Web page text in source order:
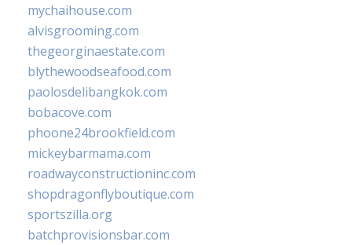
mychaihouse.com
alvisgrooming.com
thegeorginaestate.com
blythewoodseafood.com
paolosdelibangkok.com
bobacove.com
phoone24brookfield.com
mickeybarmama.com
roadwayconstructioninc.com
shopdragonflyboutique.com
sportszilla.org
batchprovisionsbar.com